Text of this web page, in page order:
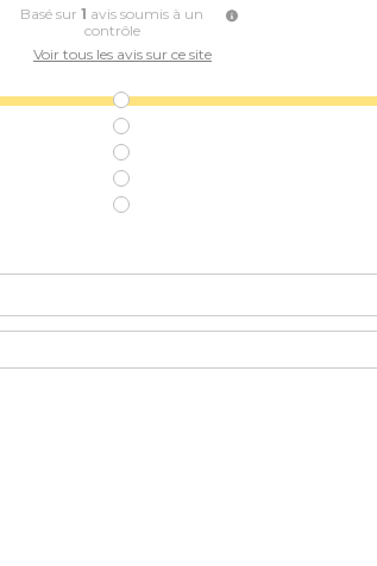
Basé sur 1 avis soumis à un
contrôle
Voir tous les avis sur ce site